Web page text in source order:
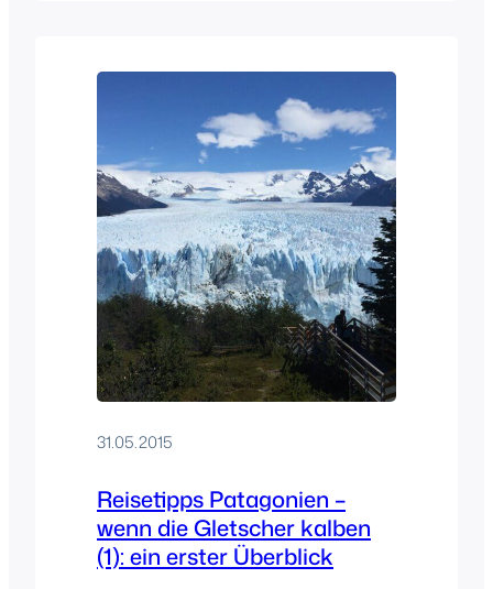
31.05.2015
Reisetipps Patagonien –
wenn die Gletscher kalben
(1): ein erster Überblick